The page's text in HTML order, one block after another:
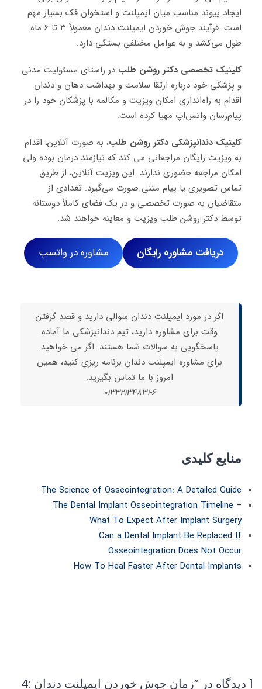
ایجاد پیوند مناسب میان ایمپلنت و استخوان فک بسیار مهم
است. فرآیند جوش خوردن ایمپلنت دندان معمولاً ۳ تا ۶ ماه
طول می‌کشد و به عوامل مختلفی بستگی دارد.
کلینیک تخصصی دکتر روشن طلب در راستای مسئولیت مدنی
و پزشکی خود درباره ارتقا سلامت و بهداشت دهان و دندان
اقدام به راه‌اندازی امکان ویزیت و مکالمه با پزشکان خود را در
پیام‌رسان واتس‌اپ مهیا کرده است.
کلینیک دندانپزشکی دکتر روشن طلب، به صورت آنلاین، اقدام
به ویزیت رایگان مراجعانی می کند که نیازمند درمان بوده ولی
امکان مراجعه حضوری ندارند. این ویزیت آنلاین، از طریق
تماس تصویری یا پیام متنی صورت می‌گیرد. تعدادی از
متقاضیان به صورت تخصصی و در یک فضای کاملاً دوستانه
توسط دکتر روشن طلب ویزیت و معاینه خواهند شد.
دریافت مشاوره رایگان مشاوره در واتسپ
اگر در مورد ایمپلنت دندان سوالی دارید و قصد گرفتن
وقت برای مشاوره دارید، تیم دندانپزشکی ما آماده
پاسخگویی به سوالات شما هستند. اگر می خواهید
برای مشاوره ایمپلنت دندان برنامه ریزی کنید، همین
امروز با ما تماس بگیرید.
01332134831-6
منابع کلیدی
The Science of Osseointegration: A Detailed Guide
The Dental Implant Osseointegration Timeline –
What To Expect After Implant Surgery
Can a Dental Implant Be Replaced If
Osseointegration Does Not Occur
How To Heal Faster After Dental Implants
1 دیدگاه در ”
زمان جوش خوردن ایمپلنت دندان :4